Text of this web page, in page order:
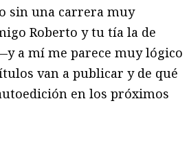
sin una carrera muy
Roberto y tu tía la de
a mí me parece muy lógico
van a publicar y de qué
en los próximos